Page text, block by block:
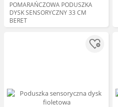
POMARAŃCZOWA PODUSZKA
DYSK SENSORYCZNY 33 CM
BERET